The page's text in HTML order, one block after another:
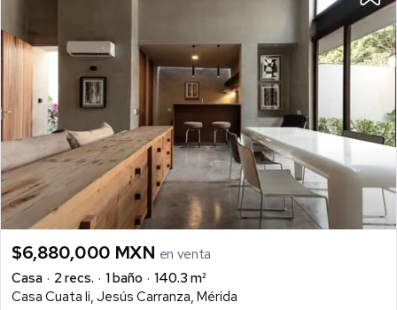
$6,880,000 MXN en venta
Casa
2 recs. 1 baño
140.3 m²
Casa Cuata Ii, Jesús Carranza, Mérida